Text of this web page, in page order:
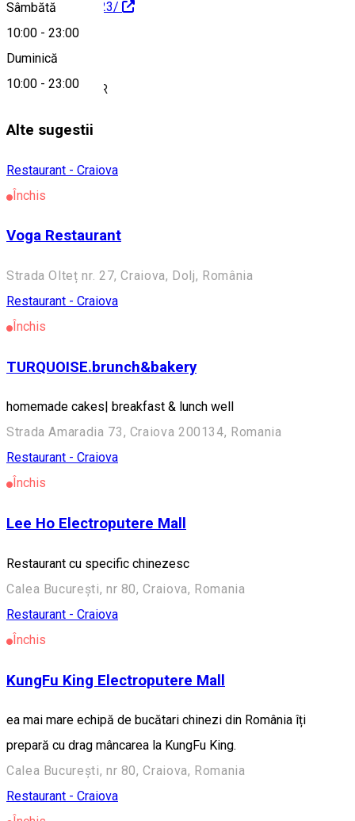
Sâmbătă
10:00 - 23:00
Duminică
10:00 - 23:00
100063556514123/
Despre
DELICIU CULINAR
Alte sugestii
Restaurant - Craiova
Închis
Voga Restaurant
Strada Olteț nr. 27, Craiova, Dolj, România
Restaurant - Craiova
Închis
TURQUOISE.brunch&bakery
homemade cakes| breakfast & lunch well
Strada Amaradia 73, Craiova 200134, Romania
Restaurant - Craiova
Închis
Lee Ho Electroputere Mall
Restaurant cu specific chinezesc
Calea București, nr 80, Craiova, Romania
Restaurant - Craiova
Închis
KungFu King Electroputere Mall
ea mai mare echipă de bucătari chinezi din România îți
prepară cu drag mâncarea la KungFu King.
Calea București, nr 80, Craiova, Romania
Restaurant - Craiova